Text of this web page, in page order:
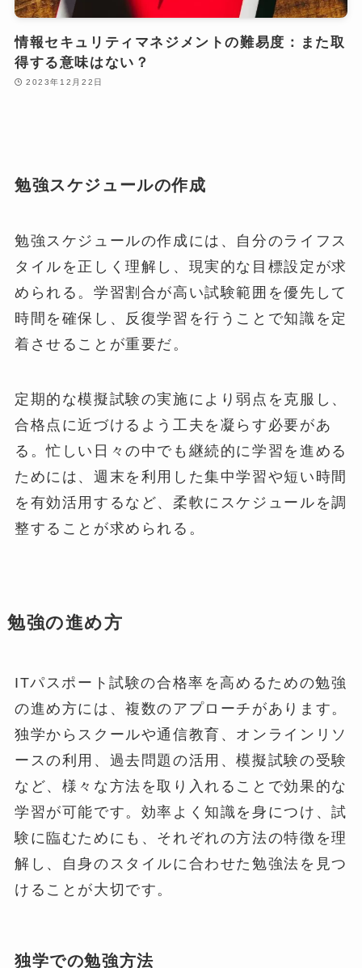
情報セキュリティマネジメントの難易度：また取
得する意味はない？
2023年12月22日
勉強スケジュールの作成
勉強スケジュールの作成には、自分のライフス
タイルを正しく理解し、現実的な目標設定が求
められる。学習割合が高い試験範囲を優先して
時間を確保し、反復学習を行うことで知識を定
着させることが重要だ。
定期的な模擬試験の実施により弱点を克服し、
合格点に近づけるよう工夫を凝らす必要があ
る。忙しい日々の中でも継続的に学習を進める
ためには、週末を利用した集中学習や短い時間
を有効活用するなど、柔軟にスケジュールを調
整することが求められる。
勉強の進め方
ITパスポート試験の合格率を高めるための勉強
の進め方には、複数のアプローチがあります。
独学からスクールや通信教育、オンラインリソ
ースの利用、過去問題の活用、模擬試験の受験
など、様々な方法を取り入れることで効果的な
学習が可能です。効率よく知識を身につけ、試
験に臨むためにも、それぞれの方法の特徴を理
解し、自身のスタイルに合わせた勉強法を見つ
けることが大切です。
独学での勉強方法